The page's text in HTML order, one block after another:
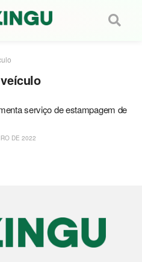
serviço de estampagem de
DE 2022